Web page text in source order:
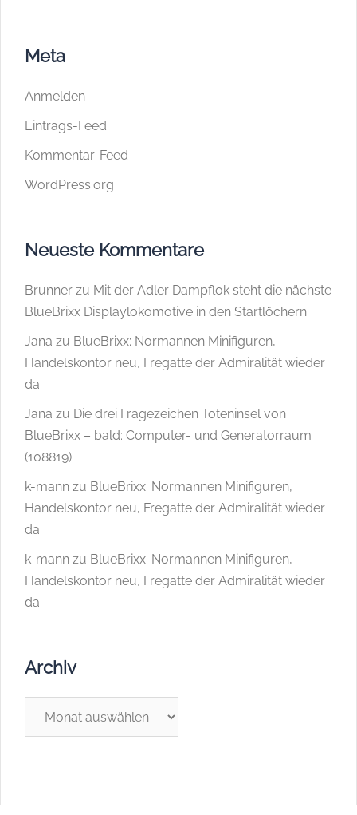
Meta
Anmelden
Eintrags-Feed
Kommentar-Feed
WordPress.org
Neueste Kommentare
Brunner zu Mit der Adler Dampflok steht die nächste
BlueBrixx Displaylokomotive in den Startlöchern
Jana zu BlueBrixx: Normannen Minifiguren,
Handelskontor neu, Fregatte der Admiralität wieder
da
Jana zu Die drei Fragezeichen Toteninsel von
BlueBrixx – bald: Computer- und Generatorraum
(108819)
k-mann zu BlueBrixx: Normannen Minifiguren,
Handelskontor neu, Fregatte der Admiralität wieder
da
k-mann zu BlueBrixx: Normannen Minifiguren,
Handelskontor neu, Fregatte der Admiralität wieder
da
Archiv